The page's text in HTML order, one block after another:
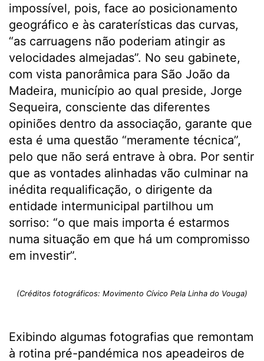
impossível, pois, face ao posicionamento
geográfico e às caraterísticas das curvas,
“as carruagens não poderiam atingir as
velocidades almejadas”. No seu gabinete,
com vista panorâmica para São João da
Madeira, município ao qual preside, Jorge
Sequeira, consciente das diferentes
opiniões dentro da associação, garante que
esta é uma questão “meramente técnica”,
pelo que não será entrave à obra. Por sentir
que as vontades alinhadas vão culminar na
inédita requalificação, o dirigente da
entidade intermunicipal partilhou um
sorriso: “o que mais importa é estarmos
numa situação em que há um compromisso
em investir”.
(Créditos fotográficos: Movimento Cívico Pela Linha do Vouga)
Exibindo algumas fotografias que remontam
à rotina pré-pandémica nos apeadeiros de